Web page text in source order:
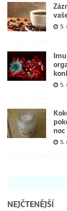
5.
5.
noc
5.
NEJČTENĚJŠÍ